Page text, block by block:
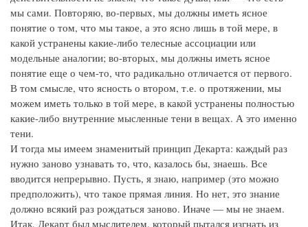
мы сами. Повторяю, во-первых, мы должны иметь ясное
понятие о том, что мы такое, а это ясно лишь в той мере, в
какой устранены какие-либо телесные ассоциации или
модельные аналогии; во-вторых, мы должны иметь ясное
понятие еще о чем-то, что радикально отличается от первого.
В том смысле, что ясность о втором, т.е. о протяжении, мы
можем иметь только в той мере, в какой устранены полностью
какие-либо внутренние мысленные тени в вещах. А это именно
тени.
И тогда мы имеем знаменитый принцип Декарта: каждый раз
нужно заново узнавать то, что, казалось бы, знаешь. Все
вводится непрерывно. Пусть, я знаю, например (это можно
предположить), что такое прямая линия. Но нет, это знание
должно всякий раз рождаться заново. Иначе — мы не знаем.
Итак, Декарт был мыслителем, который пытался изгнать из